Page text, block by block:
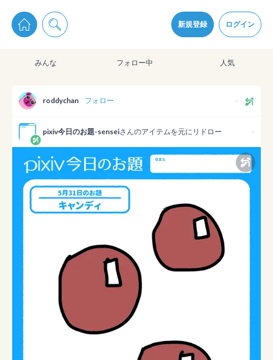
新規登録 ログイン
pixiv Sketchは2024年5月28日付で プライパシーポリシーを改定しました。
通知を受け取るにはここをクリックします
pixiv Sketchアプリでさらに快適に！
みんな フォロー中 人気
roddychan フォロー --
pixiv今日のお題-senseiさんのアイテムを元にリドロー --